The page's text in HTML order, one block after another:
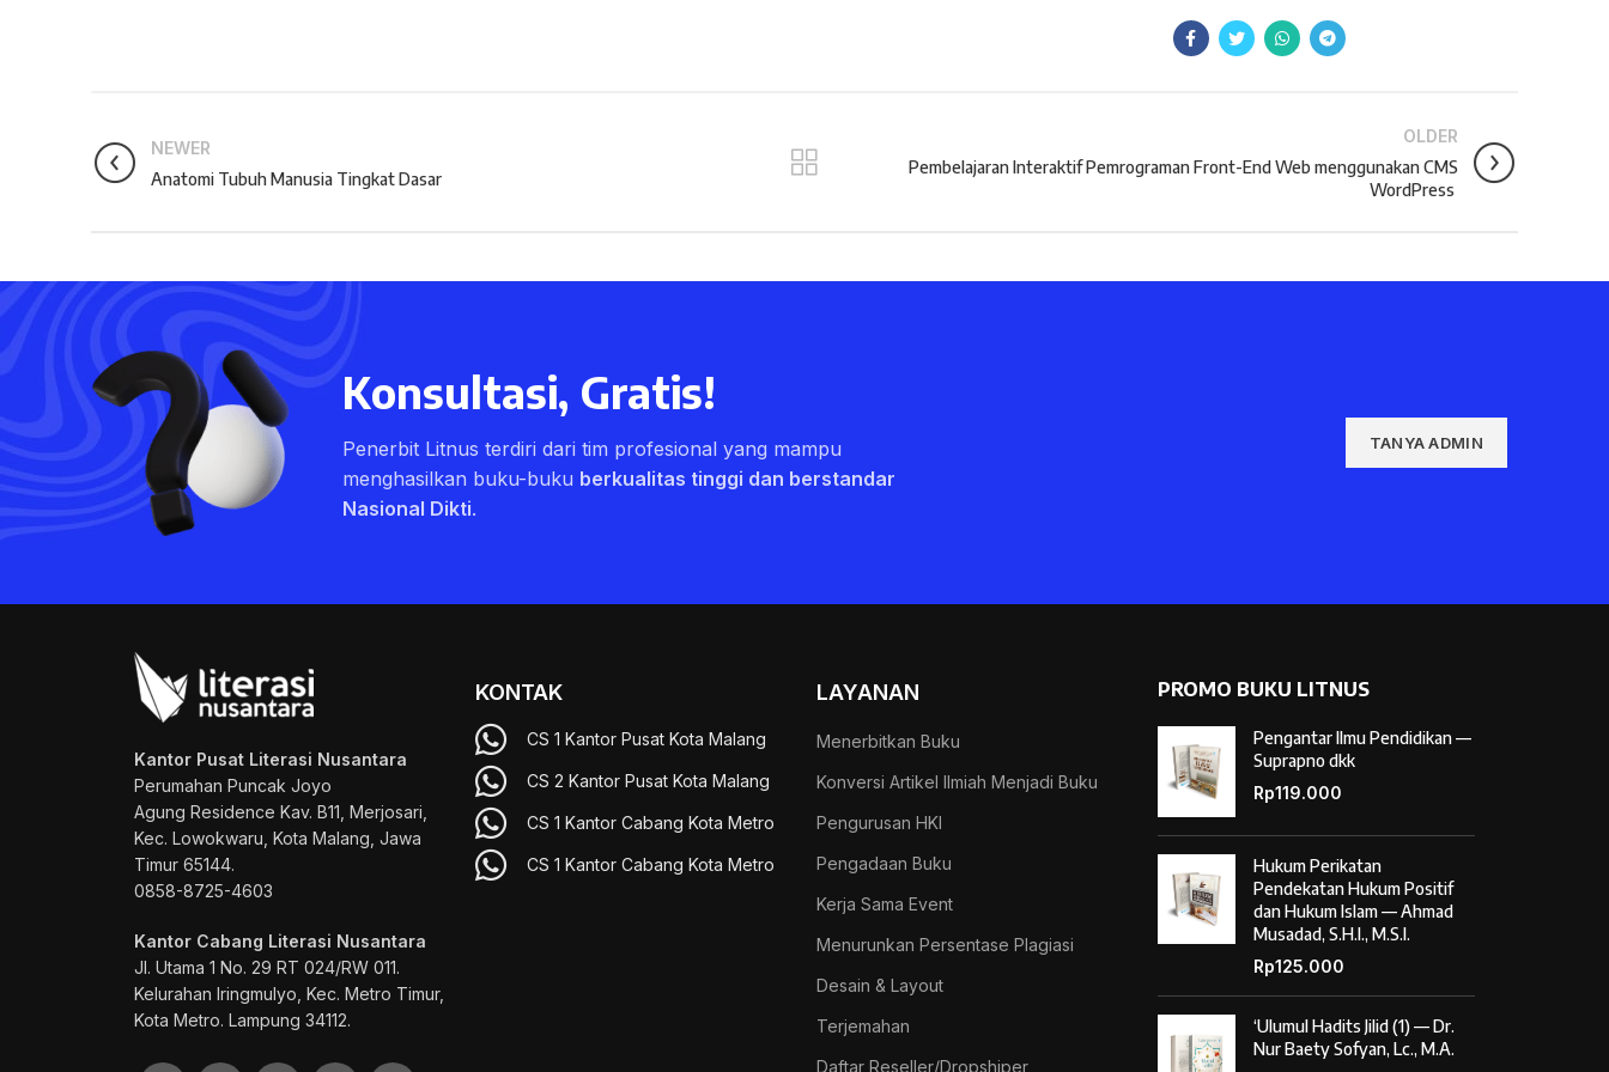
NEWER
Anatomi Tubuh Manusia Tingkat Dasar
OLDER
Pembelajaran Interaktif Pemrograman Front-End Web menggunakan CMS
WordPress ​
Konsultasi, Gratis!
Penerbit Litnus terdiri dari tim profesional yang mampu
menghasilkan buku-buku berkualitas tinggi dan berstandar
Nasional Dikti.
TANYA ADMIN
Kantor Pusat Literasi Nusantara
Perumahan Puncak Joyo
Agung Residence Kav. B11, Merjosari,
Kec. Lowokwaru, Kota Malang, Jawa
Timur 65144.
0858-8725-4603
Kantor Cabang Literasi Nusantara
Jl. Utama 1 No. 29 RT 024/RW 011.
Kelurahan Iringmulyo, Kec. Metro Timur,
Kota Metro. Lampung 34112.
KONTAK
CS 1 Kantor Pusat Kota Malang
CS 2 Kantor Pusat Kota Malang
CS 1 Kantor Cabang Kota Metro
CS 1 Kantor Cabang Kota Metro
LAYANAN
Menerbitkan Buku
Konversi Artikel Ilmiah Menjadi Buku
Pengurusan HKI
Pengadaan Buku
Kerja Sama Event
Menurunkan Persentase Plagiasi
Desain & Layout
Terjemahan
Daftar Reseller/Dropshiper
PROMO BUKU LITNUS
Pengantar Ilmu Pendidikan —
Suprapno dkk
Rp119.000
Hukum Perikatan
Pendekatan Hukum Positif
dan Hukum Islam — Ahmad
Musadad, S.H.I., M.S.I.
Rp125.000
‘Ulumul Hadits Jilid (1) — Dr.
Nur Baety Sofyan, Lc., M.A.